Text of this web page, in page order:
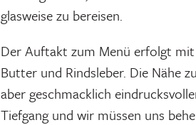
glasweise zu bereisen.
Der Auftakt zum Menü erfolgt
Butter und Rindsleber. Die Nähe
aber geschmacklich
Tiefgang und wir müssen uns